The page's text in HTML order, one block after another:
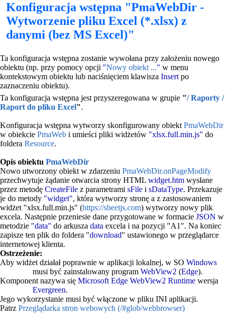
Konfiguracja wstępna "PmaWebDir -
Wytworzenie pliku Excel (*.xlsx) z
danymi (bez MS Excel)"
Ta konfiguracja wstępna zostanie wywołana przy założeniu nowego
obiektu (np. przy pomocy opcji "Nowy obiekt ..." w menu
kontekstowym obiektu lub naciśnięciem klawisza Insert po
zaznaczeniu obiektu).
Ta konfiguracja wstępna jest przyszeregowana w grupie "/ Raporty /
Raport do pliku Excel".
Konfiguracja wstępna wytworzy skonfigurowany obiekt PmaWebDir
w obiekcie PmaWeb i umieści pliki widżetów "xlsx.full.min.js" do
foldera Resource.
Opis obiektu PmaWebDir
Nowo utworzony obiekt w zdarzeniu PmaWebDir.onPageModify
przechwytuje żądanie otwarcia strony HTML widget.htm wysłane
przez metodę CreateFile z parametrami sFile i sDataType. Przekazuje
je do metody "widget", która wytworzy stronę a z zastosowaniem
widżet "xlsx.full.min.js" (https://sheetjs.com) wytworzy nowy plik
excela. Następnie przeniesie dane przygotowane w formacie JSON w
metodzie "data" do arkusza data excela i na pozycji "A1". Na koniec
zapisze ten plik do foldera "download" ustawionego w przeglądarce
internetowej klienta.
Ostrzeżenie:
Aby widżet działał poprawnie w aplikacji lokalnej, w SO Windows
musi być zainstalowany program WebView2 (Edge).
Komponent nazywa się Microsoft Edge WebView2 Runtime wersja
Evergreen.
Jego wykorzystanie musi być włączone w pliku INI aplikacji.
Patrz Przeglądarka stron webowych (/#glob/webbrowser)